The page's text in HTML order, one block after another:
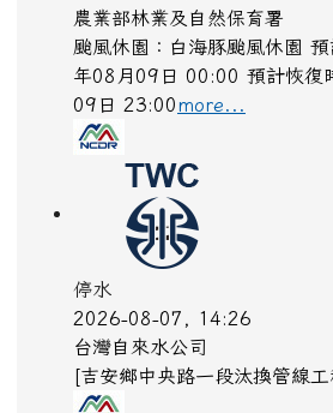
農業部林業及自然保育署
颱風休園：白海豚颱風休園
年08月09日 00:00 預計恢復
09日 23:00more...
停水
2026-08-07, 14:26
台灣自來水公司
[吉安鄉中央路一段汰換管線